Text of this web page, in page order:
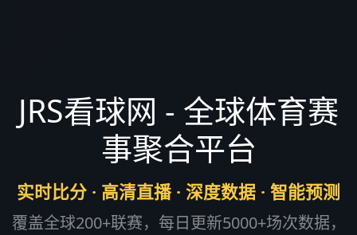
JRS看球网 - 全球体育赛
事聚合平台
实时比分 · 高清直播 · 深度数据 · 智能预测
覆盖全球200+联赛，每日更新5000+场次数据，